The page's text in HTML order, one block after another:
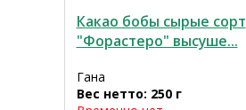
Какао бобы сырые сорт
"Форастеро" высуше...
Гана
Вес нетто: 250 г